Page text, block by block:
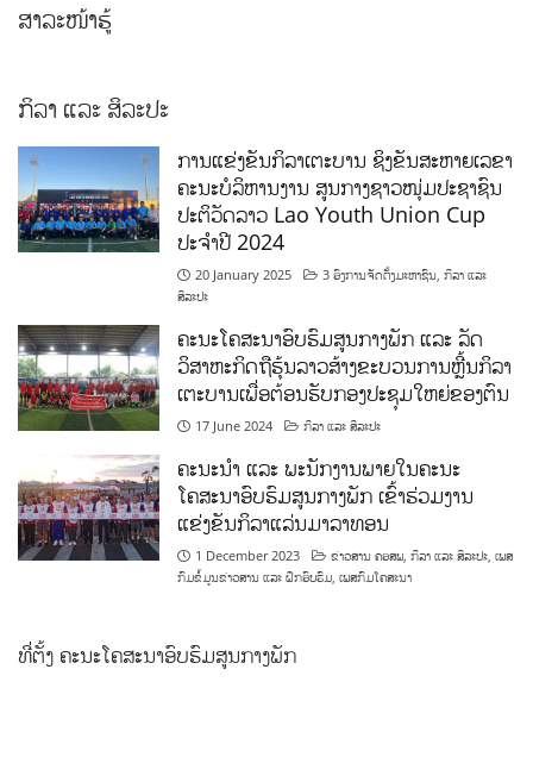
ສາລະໜ້າຮູ້
ກິລາ ແລະ ສິລະປະ
ການແຂ່ງຂັນກິລາເຕະບານ ຊິງຂັນສະຫາຍເລຂາ
ຄະນະບໍລິຫານງານ ສູນກາງຊາວໜຸ່ມປະຊາຊົນ
ປະຕິວັດລາວ Lao Youth Union Cup
ປະຈຳປີ 2024
20 January 2025 3 ອົງການຈັດຕັ້ງມະຫາຊົນ ,ກິລາ ແລະ
ສິລະປະ
ຄະນະໂຄສະນາອົບຮົມສູນກາງພັກ ແລະ ລັດ
ວິສາຫະກິດຖືຮຸ້ນລາວສ້າງຂະບວນການຫຼີ້ນກິລາ
ເຕະບານເພື່ອຕ້ອນຮັບກອງປະຊຸມໃຫຍ່ຂອງຕົນ
17 June 2024 ກິລາ ແລະ ສິລະປະ
ຄະນະນຳ ແລະ ພະນັກງານພາຍໃນຄະນະ
ໂຄສະນາອົບຮົມສູນກາງພັກ ເຂົ້າຮ່ວມງານ
ແຂ່ງຂັນກິລາແລ່ນມາລາທອນ
1 December 2023 ຂ່າວສານ ຄອສພ ,ກິລາ ແລະ ສິລະປະ ,ເພສ
ກົມຂໍ້ມູນຂ່າວສານ ແລະ ຝຶກອົບຮົມ ,ເພສກົມໂຄສະນາ
ທີ່ຕັ້ງ ຄະນະໂຄສະນາອົບຮົມສູນກາງພັກ